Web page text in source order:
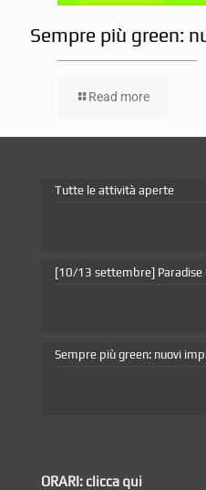
Sempre più green:
Read more
Tutte le attività aperte
[10/13 settembre] Paradise
Sempre più green: nuovi
ORARI: clicca qui